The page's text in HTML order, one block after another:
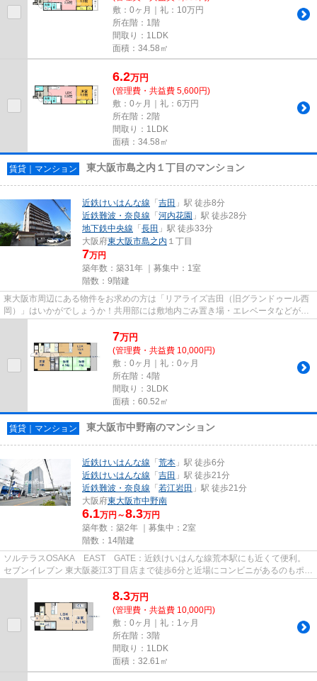
敷：0ヶ月｜礼：10万円
所在階：1階
間取り：1LDK
面積：34.58㎡
6.2万円
(管理費・共益費 5,600円)
敷：0ヶ月｜礼：6万円
所在階：2階
間取り：1LDK
面積：34.58㎡
賃貸｜マンション 東大阪市島之内１丁目のマンション
近鉄けいはんな線 「吉田 」駅 徒歩8分
近鉄難波・奈良線 「河内花園 」駅 徒歩28分
地下鉄中央線 「長田 」駅 徒歩33分
大阪府東大阪市島之内 １丁目
7万円
築年数：築31年 ｜募集中： 1室
階数：9階建
東大阪市周辺にある物件をお求めの方は「リアライズ吉田（旧グランドゥール西
岡）」はいかがでしょうか！共用部には敷地内ごみ置き場・エレベータなどが揃
っており、とても充実してい...
7万円
(管理費・共益費 10,000円)
敷：0ヶ月｜礼：0ヶ月
所在階：4階
間取り：3LDK
面積：60.52㎡
賃貸｜マンション 東大阪市中野南のマンション
近鉄けいはんな線 「荒本 」駅 徒歩6分
近鉄けいはんな線 「吉田 」駅 徒歩21分
近鉄難波・奈良線 「若江岩田 」駅 徒歩21分
大阪府東大阪市中野南
6.1万円～8.3万円
築年数：築2年 ｜募集中： 2室
階数：14階建
ソルテラスOSAKA EAST GATE：近鉄けいはんな線荒本駅にも近くて便利。
セブンイレブン 東大阪菱江3丁目店まで徒歩6分と近場にコンビニがあるのもポイ
ント。共用部には敷地内ごみ置き...
8.3万円
(管理費・共益費 10,000円)
敷：0ヶ月｜礼：1ヶ月
所在階：3階
間取り：1LDK
面積：32.61㎡